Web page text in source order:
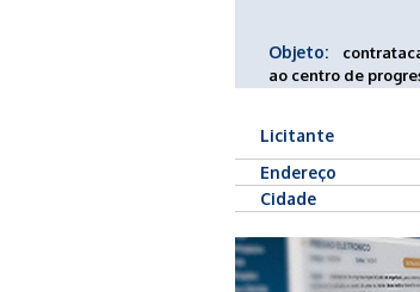
Objeto:
ao centro de
Licitante
Endereço
Cidade